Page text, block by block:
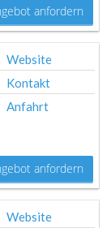
anfordern
Website
Kontakt
Anfahrt
anfordern
Website